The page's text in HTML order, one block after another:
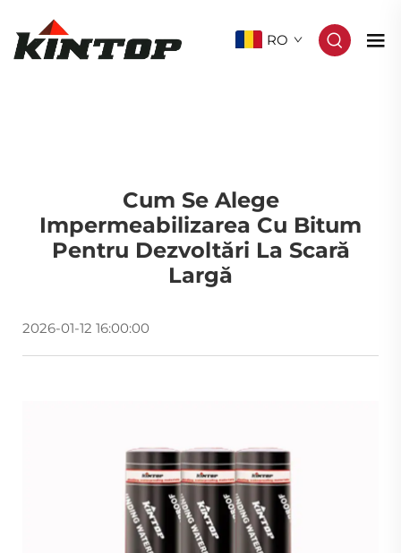
RO
Cum Se Alege
Impermeabilizarea Cu Bitum
Pentru Dezvoltări La Scară
Largă
2026-01-12 16:00:00